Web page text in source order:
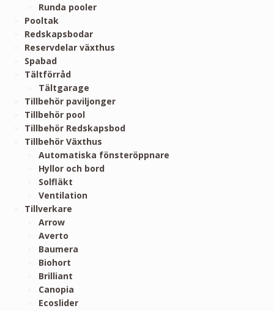
Runda pooler
Pooltak
Redskapsbodar
Reservdelar växthus
Spabad
Tältförråd
Tältgarage
Tillbehör paviljonger
Tillbehör pool
Tillbehör Redskapsbod
Tillbehör Växthus
Automatiska fönsteröppnare
Hyllor och bord
Solfläkt
Ventilation
Tillverkare
Arrow
Averto
Baumera
Biohort
Brilliant
Canopia
Ecoslider